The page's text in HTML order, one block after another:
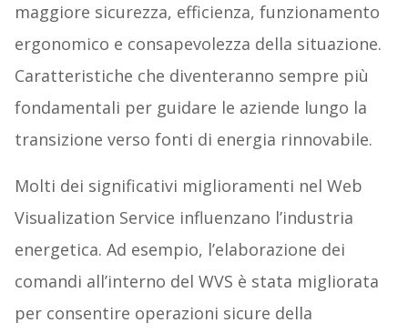
maggiore sicurezza, efficienza, funzionamento
ergonomico e consapevolezza della situazione.
Caratteristiche che diventeranno sempre più
fondamentali per guidare le aziende lungo la
transizione verso fonti di energia rinnovabile.
Molti dei significativi miglioramenti nel Web
Visualization Service influenzano l’industria
energetica. Ad esempio, l’elaborazione dei
comandi all’interno del WVS è stata migliorata
per consentire operazioni sicure della